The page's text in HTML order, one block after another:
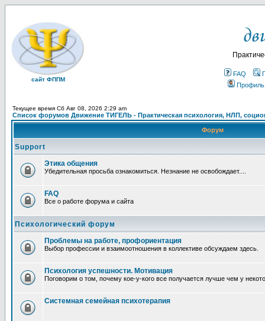
сайт ФППМ
FAQ
Профиль
Текущее время Сб Авг 08, 2026 2:29 am
Список форумов Движение ТИГЕЛЬ - Практическая психология, НЛП,
Форум
Support
Этика общения
Убедительная просьба ознакомиться. Незнание не освобождает....
FAQ
Все о работе форума и сайта
Психологический форум
Проблемы на работе, профориентация
Выбор профессии и взаимоотношения в коллективе обсуждаем здесь.
Психология успешности. Мотивация
Поговорим о том, почему кое-у-кого все получается лучше чем у
Системная семейная психотерапия